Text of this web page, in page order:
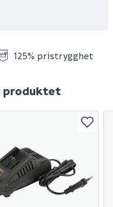
125% pristrygghet
produktet